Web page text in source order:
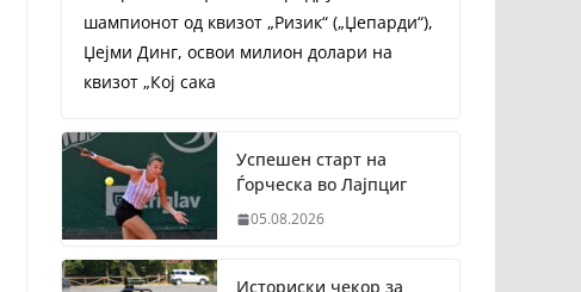
шампионот од квизот „Ризик“ („Џепарди“),
Џејми Динг, освои милион долари на
квизот „Кој сака
Успешен старт на
Ѓорческа во Лајпциг
05.08.2026
Историски чекор за